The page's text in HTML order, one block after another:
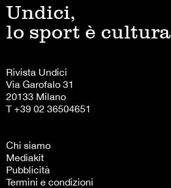
Undici,
lo sport è cultura
Rivista Undici
Via Garofalo 31
20133 Milano
T +39 02 36504651
Chi siamo
Mediakit
Pubblicità
Termini e condizioni